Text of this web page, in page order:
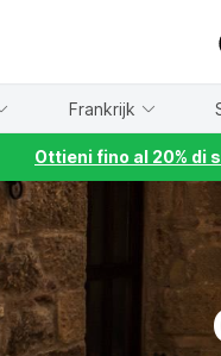
Frankrijk
Ottieni fino al 20% di